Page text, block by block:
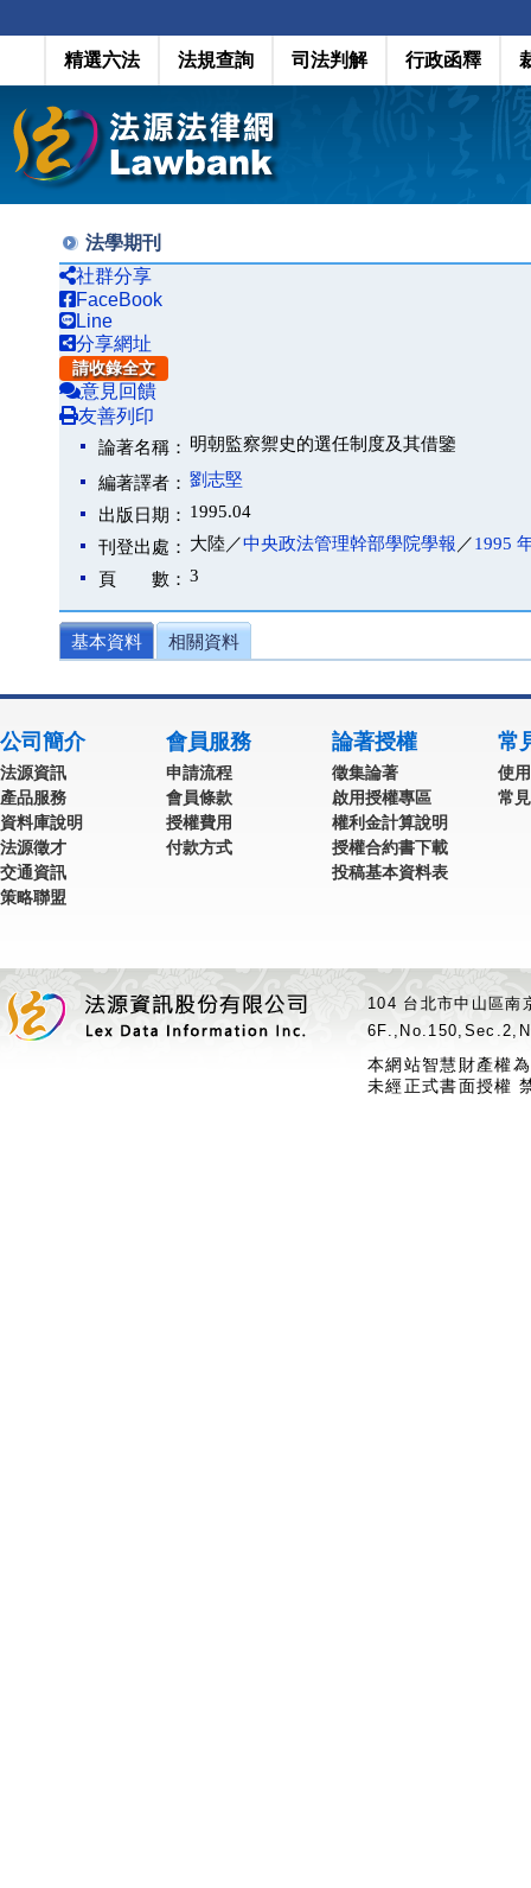
精選六法 法規查詢 司法判解 行政函釋
法學期刊
社群分享
FaceBook
Line
分享網址
請收錄全文
意見回饋
友善列印
論著名稱： 明朝監察禦史的選任制度及其借鑒
編著譯者： 劉志堅
出版日期： 1995.04
刊登出處： 大陸／中央政法管理幹部學院學報 ／1995
頁 數： 3
基本資料 相關資料
公司簡介
法源資訊
產品服務
資料庫說明
法源徵才
交通資訊
策略聯盟
會員服務
申請流程
會員條款
授權費用
付款方式
論著授權
徵集論著
啟用授權專區
權利金計算說明
授權合約書下載
投稿基本資料表
常
使
常
104 台北市中山區
本網站智慧財產權
未經正式書面授權